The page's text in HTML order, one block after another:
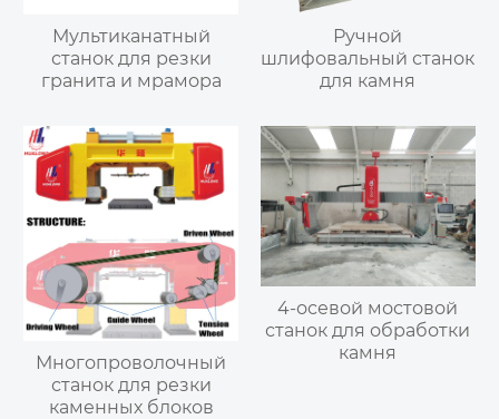
Мультиканатный
станок для резки
гранита и мрамора
Ручной
шлифовальный станок
для камня
Многопроволочный
станок для резки
каменных блоков
4-осевой мостовой
станок для обработки
камня